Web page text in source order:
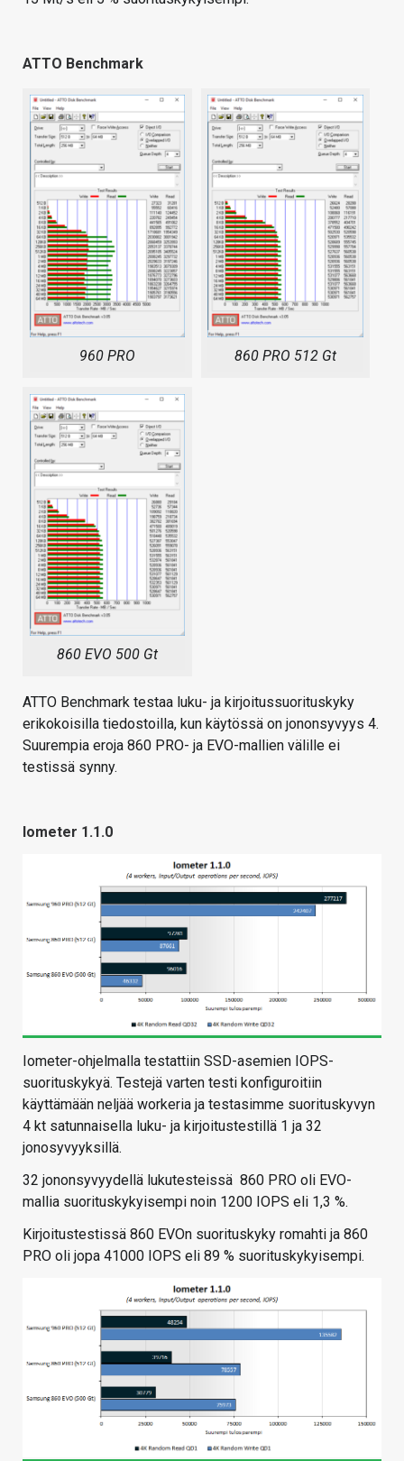
ATTO Benchmark
960 PRO 860 PRO 512 Gt
860 EVO 500 Gt
ATTO Benchmark testaa luku- ja kirjoitussuorituskyky
erikokoisilla tiedostoilla, kun käytössä on jononsyvyys 4.
Suurempia eroja 860 PRO- ja EVO-mallien välille ei
testissä synny.
Iometer 1.1.0
Iometer-ohjelmalla testattiin SSD-asemien IOPS-
suorituskykyä. Testejä varten testi konfiguroitiin
käyttämään neljää workeria ja testasimme suorituskyvyn
4 kt satunnaisella luku- ja kirjoitustestillä 1 ja 32
jonosyvyyksillä.
32 jononsyvyydellä lukutesteissä 860 PRO oli EVO-
mallia suorituskykyisempi noin 1200 IOPS eli 1,3 %.
Kirjoitustestissä 860 EVOn suorituskyky romahti ja 860
PRO oli jopa 41000 IOPS eli 89 % suorituskykyisempi.